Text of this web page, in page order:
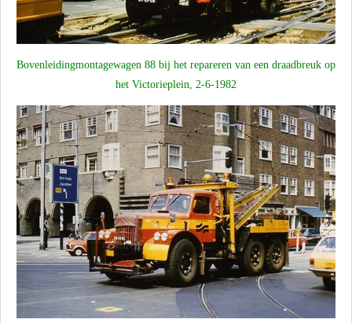
Bovenleidingmontagewagen 88 bij het repareren van een draadbreuk op
het Victorieplein, 2-6-1982